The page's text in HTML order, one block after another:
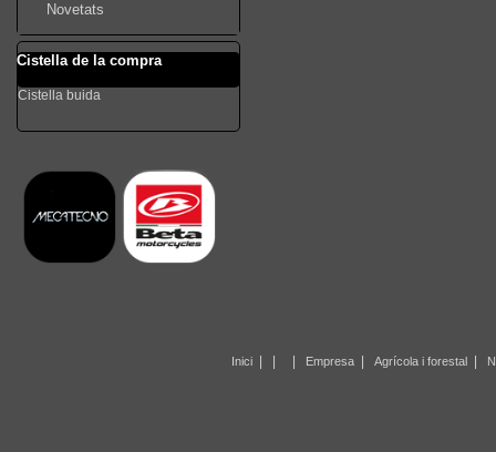
Novetats
Cistella de la compra
Cistella buida
Inici Empresa Agrícola i forestal